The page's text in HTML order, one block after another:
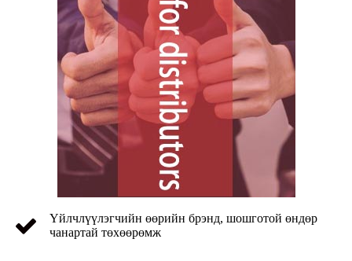
Үйлчлүүлэгчийн өөрийн брэнд, шошготой өндөр
чанартай төхөөрөмж